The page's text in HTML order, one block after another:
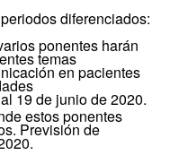
diferenciados:
ponentes harán
temas
en pacientes
19 de junio de 2020.
estos ponentes
Previsión de